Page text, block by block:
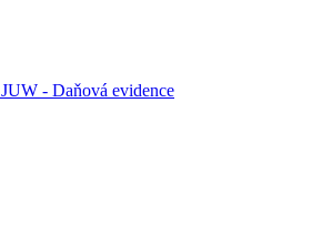
JUW - Daňová evidence